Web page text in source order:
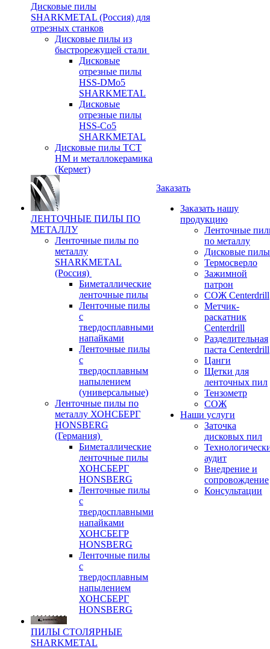
Дисковые пилы
SHARKMETAL (Россия) для
отрезных станков
Дисковые пилы из
быстрорежущей стали
Дисковые
отрезные пилы
HSS-DMo5
SHARKMETAL
Дисковые
отрезные пилы
HSS-Co5
SHARKMETAL
Дисковые пилы ТСТ
НМ и металлокерамика
(Кермет)
ЛЕНТОЧНЫЕ ПИЛЫ ПО
МЕТАЛЛУ
Ленточные пилы по
металлу
SHARKMETAL
(Россия)
Биметаллические
ленточные пилы
Ленточные пилы
с
твердосплавными
напайками
Ленточные пилы
с
твердосплавным
напылением
(универсальные)
Ленточные пилы по
металлу ХОНСБЕРГ
HONSBERG
(Германия)
Биметаллические
ленточные пилы
ХОНСБЕРГ
HONSBERG
Ленточные пилы
с
твердосплавными
напайками
ХОНСБЕГР
HONSBERG
Ленточные пилы
с
твердосплавным
напылением
ХОНСБЕРГ
HONSBERG
ПИЛЫ СТОЛЯРНЫЕ
SHARKMETAL
Заказать
Заказать нашу
продукцию
Ленточные
по металлу
Дисковые пилы
Термосверло
Зажимной
патрон
СОЖ Centerdrill
Метчик-
раскатник
Centerdrill
Разделительная
паста Centerdrill
Цанги
Щетки для
ленточных пил
Тензометр
СОЖ
Наши услуги
Заточка
дисковых пил
аудит
Внедрение и
сопровождение
Консультации